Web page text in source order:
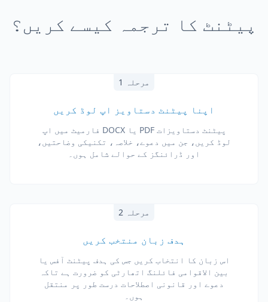
پیٹنٹ کا ترجمہ کیسے کریں؟
مرحلہ 1
اپنا پیٹنٹ دستاویز اپ لوڈ کریں
پیٹنٹ دستاویزات PDF یا DOCX فارمیٹ میں اپ
لوڈ کریں، جن میں دعوے، خلاصہ، تکنیکی وضاحتیں،
اور ڈرائنگز کے حوالے شامل ہوں۔
مرحلہ 2
ہدف زبان منتخب کریں
اس زبان کا انتخاب کریں جس کی ہدف پیٹنٹ آفس یا
بین الاقوامی فائلنگ اتھارٹی کو ضرورت ہے تاکہ
دعوے اور قانونی اصطلاحات درست طور پر منتقل
ہوں۔